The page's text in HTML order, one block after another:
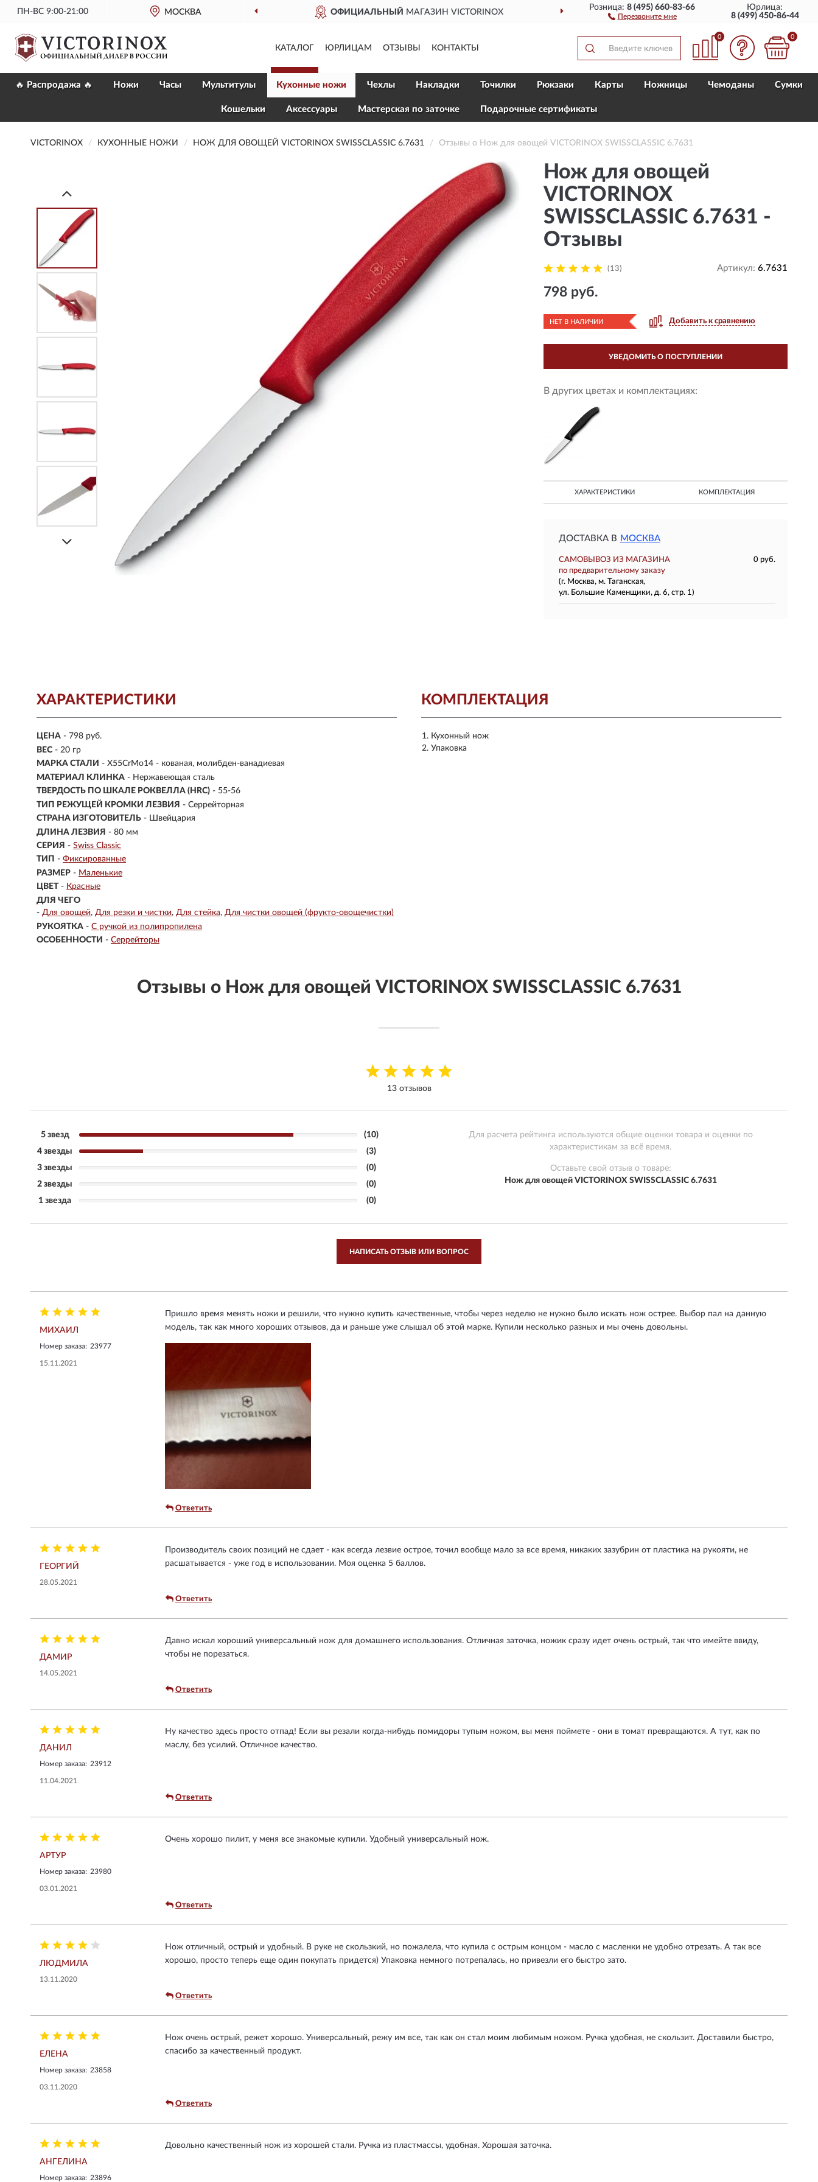
ПН-ВС 9:00-21:00 МОСКВА ОФИЦИАЛЬНЫЙМАГАЗИН VICTORINOX ДОСТАВИМПО ВСЕЙ РОССИИ
Розница:8 (495) 660-83-66
Перезвоните мне
Юрлица:
8 (499) 450-86-44
КАТАЛОГ ЮРЛИЦАМ ОТЗЫВЫ КОНТАКТЫ
0 0
🔥 Распродажа 🔥 Ножи Часы Мультитулы Кухонные ножи Чехлы Накладки Точилки Рюкзаки Карты Ножницы Чемоданы Сумки
Кошельки Aксессуары Мастерская по заточке Подарочные сертификаты
VICTORINOX КУХОННЫЕ НОЖИ НОЖ ДЛЯ ОВОЩЕЙ VICTORINOX SWISSCLASSIC 6.7631 Отзывы о Нож для овощей VICTORINOX SWISSCLASSIC 6.7631
Нож для овощей
VICTORINOX
SWISSCLASSIC 6.7631 -
Отзывы
(13) Артикул: 6.7631
798 руб.
НЕТ В НАЛИЧИИ Добавить к сравнению
УВЕДОМИТЬ О ПОСТУПЛЕНИИ
В других цветах и комплектациях:
ХАРАКТЕРИСТИКИ КОМПЛЕКТАЦИЯ
ДОСТАВКА В МОСКВА
САМОВЫВОЗ ИЗ МАГАЗИНА
0 руб.
по предварительному заказу
(г. Москва, м. Таганская,
ул. Большие Каменщики, д. 6, стр. 1)
ХАРАКТЕРИСТИКИ
ЦЕНА - 798 руб.
ВЕС - 20 гр
МАРКА СТАЛИ - X55CrMo14 - кованая, молибден-ванадиевая
МАТЕРИАЛ КЛИНКА - Нержавеющая сталь
ТВЕРДОСТЬ ПО ШКАЛЕ РОКВЕЛЛА (HRC) - 55-56
ТИП РЕЖУЩЕЙ КРОМКИ ЛЕЗВИЯ - Серрейторная
СТРАНА ИЗГОТОВИТЕЛЬ - Швейцария
ДЛИНА ЛЕЗВИЯ - 80 мм
СЕРИЯ - Swiss Classic
ТИП - Фиксированные
РАЗМЕР - Маленькие
ЦВЕТ - Красные
ДЛЯ ЧЕГО
- Для овощей Для резки и чистки Для стейка Для чистки овощей (фрукто-овощечистки)
РУКОЯТКА - С ручкой из полипропилена
ОСОБЕННОСТИ - Серрейторы
КОМПЛЕКТАЦИЯ
Кухонный нож
Упаковка
Отзывы о Нож для овощей VICTORINOX SWISSCLASSIC 6.7631
13 отзывов
5 звезд
(10)
4 звезды
(3)
3 звезды
(0)
2 звезды
(0)
1 звезда
(0)
Для расчета рейтинга используются общие оценки товара и оценки по
характеристикам за всё время.
Оставьте свой отзыв о товаре:
Нож для овощей VICTORINOX SWISSCLASSIC 6.7631
НАПИСАТЬ ОТЗЫВ ИЛИ ВОПРОС
МИХАИЛ
Номер заказа: 23977
15.11.2021
Пришло время менять ножи и решили, что нужно купить качественные, чтобы через неделю не нужно было искать нож острее. Выбор пал на данную
модель, так как много хороших отзывов, да и раньше уже слышал об этой марке. Купили несколько разных и мы очень довольны.
Ответить
ГЕОРГИЙ
28.05.2021
Производитель своих позиций не сдает - как всегда лезвие острое, точил вообще мало за все время, никаких зазубрин от пластика на рукояти, не
расшатывается - уже год в использовании. Моя оценка 5 баллов.
Ответить
ДАМИР
14.05.2021
Давно искал хороший универсальный нож для домашнего использования. Отличная заточка, ножик сразу идет очень острый, так что имейте ввиду,
чтобы не порезаться.
Ответить
ДАНИЛ
Номер заказа: 23912
11.04.2021
Ну качество здесь просто отпад! Если вы резали когда-нибудь помидоры тупым ножом, вы меня поймете - они в томат превращаются. А тут, как по
маслу, без усилий. Отличное качество.
Ответить
АРТУР
Номер заказа: 23980
03.01.2021
Очень хорошо пилит, у меня все знакомые купили. Удобный универсальный нож.
Ответить
ЛЮДМИЛА
13.11.2020
Нож отличный, острый и удобный. В руке не скользкий, но пожалела, что купила с острым концом - масло с масленки не удобно отрезать. А так все
хорошо, просто теперь еще один покупать придется) Упаковка немного потрепалась, но привезли его быстро зато.
Ответить
ЕЛЕНА
Номер заказа: 23858
03.11.2020
Нож очень острый, режет хорошо. Универсальный, режу им все, так как он стал моим любимым ножом. Ручка удобная, не скользит. Доставили быстро,
спасибо за качественный продукт.
Ответить
АНГЕЛИНА
Номер заказа: 23896
Довольно качественный нож из хорошей стали. Ручка из пластмассы, удобная. Хорошая заточка.